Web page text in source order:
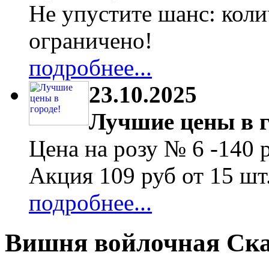
Не упустите шанс:
ограничено!
подробнее...
23.10.2025
Лучшие цены в
Цена на розу № 6 -140
Акция 109 руб от 15
подробнее...
Вишня войлочная